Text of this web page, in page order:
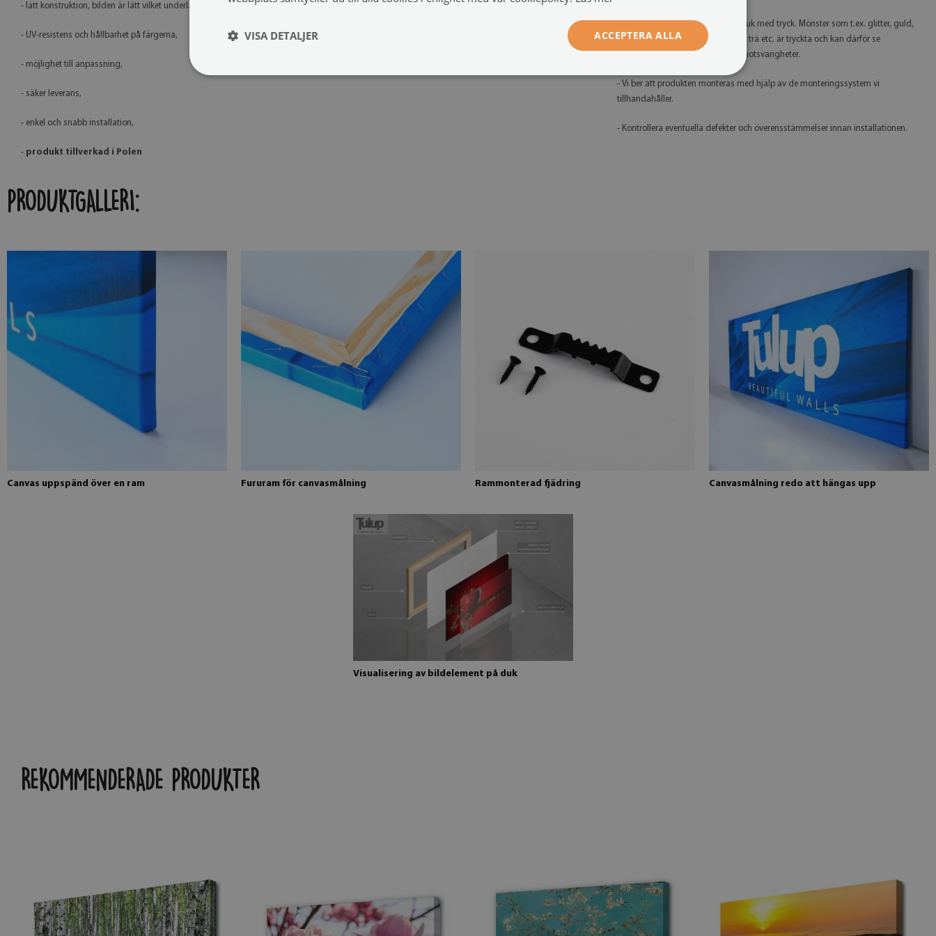
- lätt konstruktion, bilden är lätt vilket underlättar upphängning och transport,
- UV-resistens och hållbarhet på färgerna,
- möjlighet till anpassning,
- säker leverans,
- enkel och snabb installation,
- produkt tillverkad i Polen
2 eller 4 upphängningssystem
- Tänk på att du köper en bild på duk med tryck. Mönster som t.ex. glitter, guld,
silver, betong, marmor, rostig plåt, trä etc. är tryckta och kan därför se
annorlunda ut än deras verkliga motsvarigheter.
- Vi ber att produkten monteras med hjälp av de monteringssystem vi
tillhandahåller.
- Kontrollera eventuella defekter och överensstämmelser innan installationen.
PRODUKTGALLERI:
Canvas uppspänd över en ram Fururam för canvasmålning Rammonterad fjädring Canvasmålning redo att hängas upp
Visualisering av bildelement på duk
REKOMMENDERADE PRODUKTER
ACCEPTERA ALLA
VISA DETALJER